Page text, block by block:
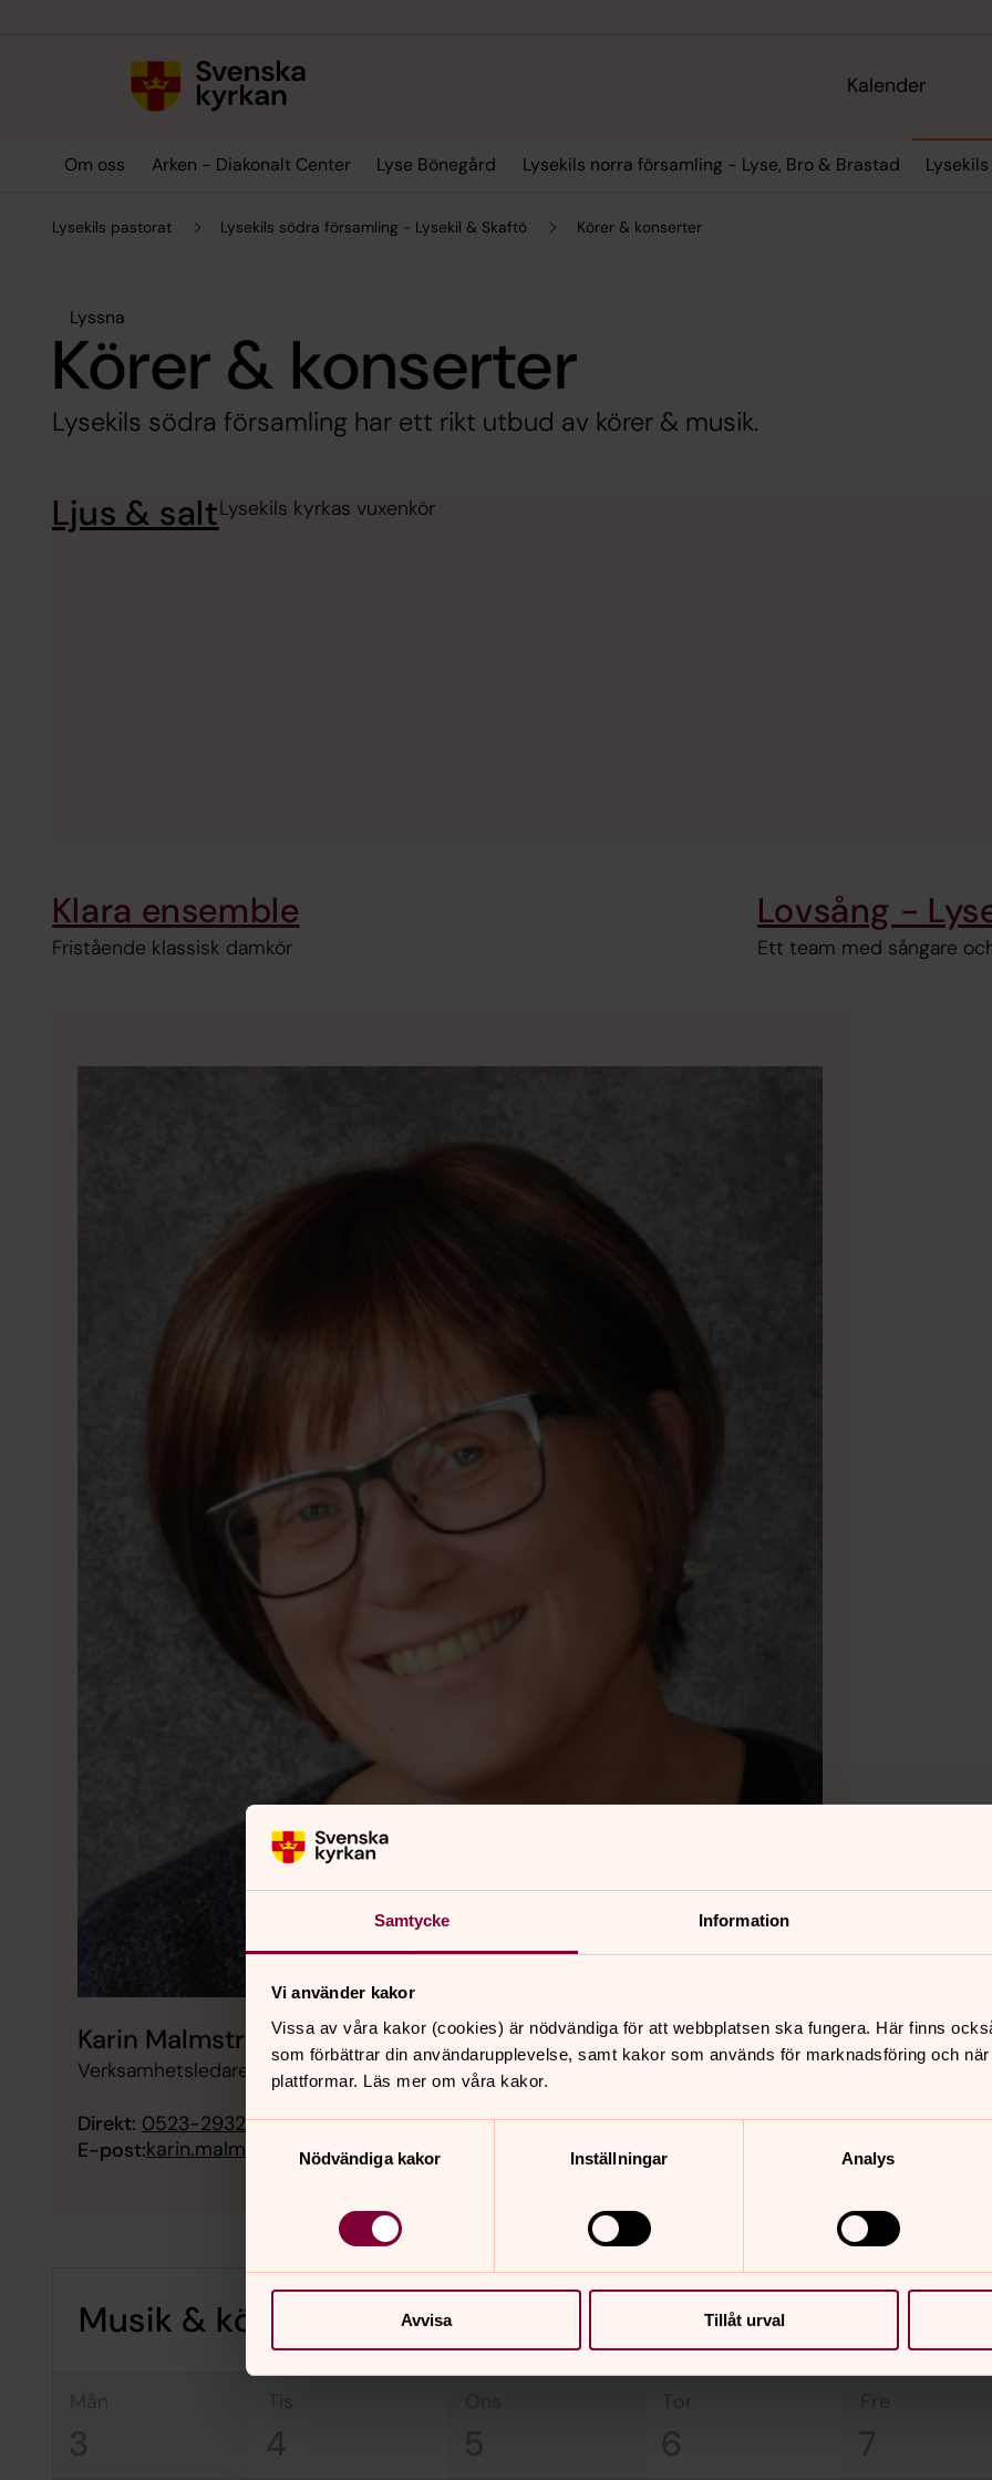
Samtycke Information
Vi använder kakor
Vissa av våra kakor (cookies) är nödvändiga för att webbplatsen ska fungera. Här finns
som förbättrar din användarupplevelse, samt kakor som används för marknadsföring och
plattformar. Läs mer om våra kakor.
Samtyckesval
Nödvändiga kakor
Inställningar Analys
Avvisa Tillåt urval
Kalender
Om oss Arken - Diakonalt Center Lyse Bönegård Lysekils norra församling - Lyse, Bro & Brastad
Lysekils pastorat Lysekils södra församling - Lysekil & Skaftö Körer & konserter
Lyssna
Körer & konserter
Lysekils södra församling har ett rikt utbud av körer & musik.
Ljus & saltLysekils kyrkas vuxenkör
Klara ensemble
Fristående klassisk damkör
Lovsång -
Ett team med sångare
Karin Malmström
Verksamhetsledare - Lysekils södra församling, Pedagog, Lysekils pastorat
Direkt: 0523-293215
E-post:karin.malmstrom@svenskakyrkan.se
Musik & kör augusti 2026
4 5 6 7